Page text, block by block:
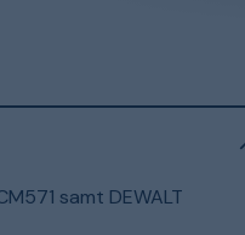
samt DEWALT